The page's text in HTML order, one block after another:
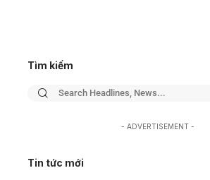
Tìm kiếm
- ADVERTISEMENT -
Tin tức mới